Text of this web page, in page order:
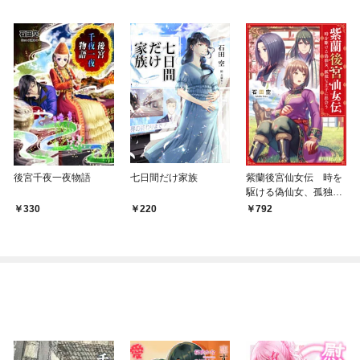
後宮千夜一夜物語
330
七日間だけ家族
220
紫蘭後宮仙女伝 時を
駆ける偽仙女、孤独な
王子に出会う
792